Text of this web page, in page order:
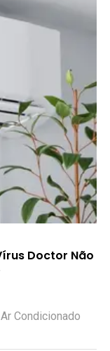
Doctor Não
Condicionado